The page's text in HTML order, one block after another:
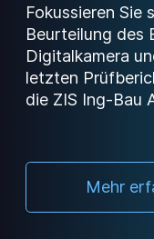
Fokussieren Sie
Beurteilung des
Digitalkamera
letzten
die ZIS Ing-Bau
Mehr